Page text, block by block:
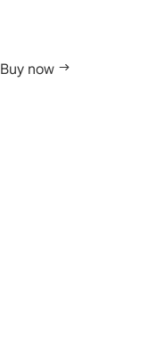
Buy now